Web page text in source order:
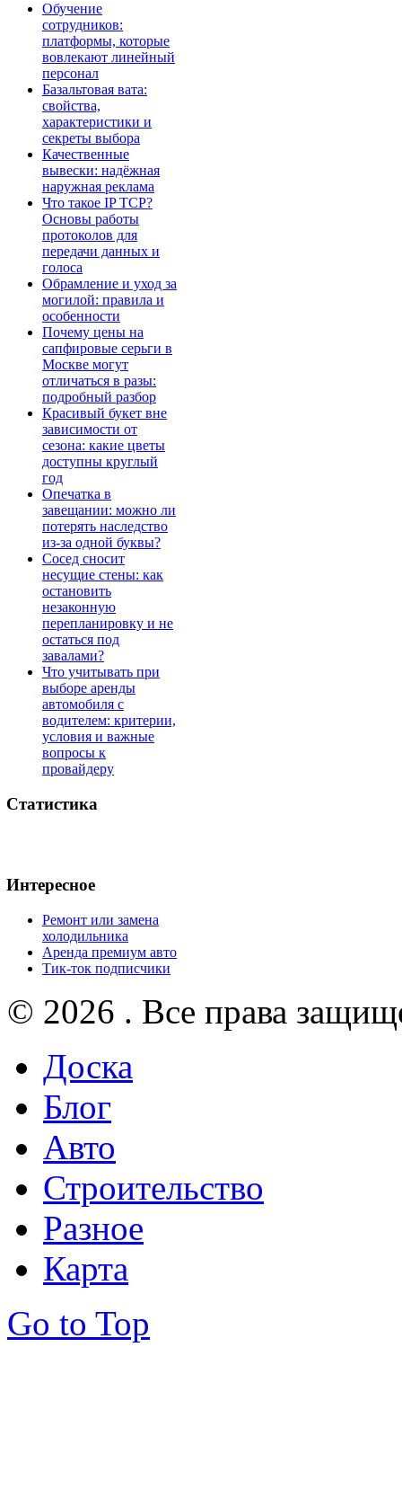
Обучение
сотрудников:
платформы, которые
вовлекают линейный
персонал
Базальтовая вата:
свойства,
характеристики и
секреты выбора
Качественные
вывески: надёжная
наружная реклама
Что такое IP TCP?
Основы работы
протоколов для
передачи данных и
голоса
Обрамление и уход за
могилой: правила и
особенности
Почему цены на
сапфировые серьги в
Москве могут
отличаться в разы:
подробный разбор
Красивый букет вне
зависимости от
сезона: какие цветы
доступны круглый
год
Опечатка в
завещании: можно ли
потерять наследство
из-за одной буквы?
Сосед сносит
несущие стены: как
остановить
незаконную
перепланировку и не
остаться под
завалами?
Что учитывать при
выборе аренды
автомобиля с
водителем: критерии,
условия и важные
вопросы к
провайдеру
Статистика
Интересное
Ремонт или замена
холодильника
Аренда премиум авто
Тик-ток подписчики
© 2026 . Все права
Доска
Блог
Авто
Строительство
Разное
Карта
Go to Top